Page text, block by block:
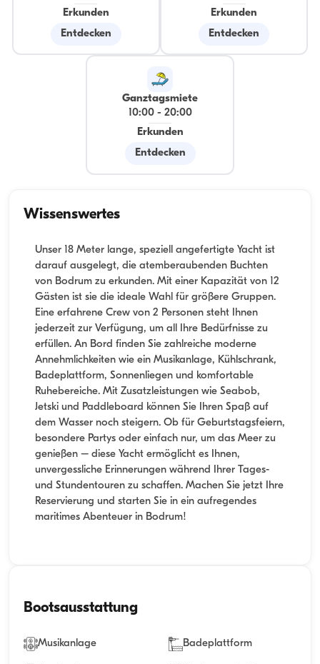
Erkunden
Entdecken
Erkunden
Entdecken
Ganztagsmiete
10:00- 20:00
Erkunden
Entdecken
Wissenswertes
Unser 18 Meter lange, speziell angefertigte Yacht ist
darauf ausgelegt, die atemberaubenden Buchten
von Bodrum zu erkunden. Mit einer Kapazität von 12
Gästen ist sie die ideale Wahl für größere Gruppen.
Eine erfahrene Crew von 2 Personen steht Ihnen
jederzeit zur Verfügung, um all Ihre Bedürfnisse zu
erfüllen. An Bord finden Sie zahlreiche moderne
Annehmlichkeiten wie ein Musikanlage, Kühlschrank,
Badeplattform, Sonnenliegen und komfortable
Ruhebereiche. Mit Zusatzleistungen wie Seabob,
Jetski und Paddleboard können Sie Ihren Spaß auf
dem Wasser noch steigern. Ob für Geburtstagsfeiern,
besondere Partys oder einfach nur, um das Meer zu
genießen – diese Yacht ermöglicht es Ihnen,
unvergessliche Erinnerungen während Ihrer Tages-
und Stundentouren zu schaffen. Machen Sie jetzt Ihre
Reservierung und starten Sie in ein aufregendes
maritimes Abenteuer in Bodrum!
Bootsausstattung
Musikanlage Badeplattform